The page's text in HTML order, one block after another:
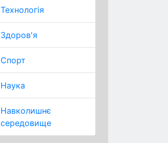
Технологія
Здоров'я
Спорт
Наука
Навколишнє
середовище